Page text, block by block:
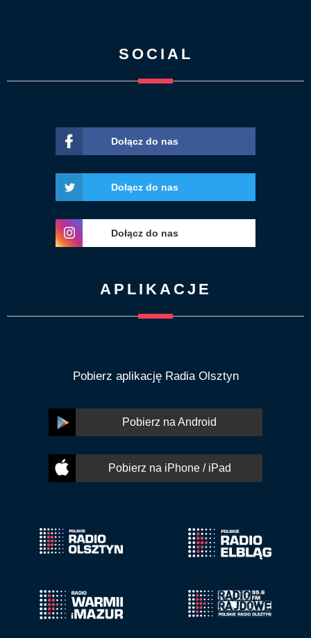
SOCIAL
Dołącz do nas
Dołącz do nas
Dołącz do nas
APLIKACJE
Pobierz aplikację Radia Olsztyn
Pobierz na Android
Pobierz na iPhone / iPad